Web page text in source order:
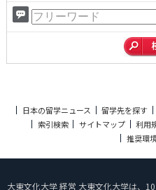
日本の留学ニュース 留学先を探す
索引検索
サイトマップ 利用
推奨環
大東文化大学 経営 大東文化大学は、